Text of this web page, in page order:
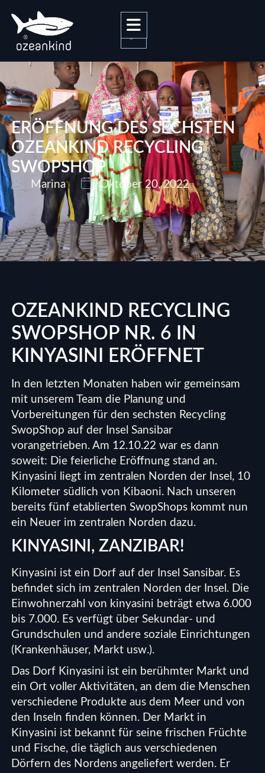
0
ERÖFFNUNG DES SECHSTEN
OZEANKIND RECYCLING
SWOPSHOP
Marina Oktober 20, 2022
OZEANKIND RECYCLING
SWOPSHOP NR. 6 IN
KINYASINI ERÖFFNET
In den letzten Monaten haben wir gemeinsam
mit unserem Team die Planung und
Vorbereitungen für den sechsten Recycling
SwopShop auf der Insel Sansibar
vorangetrieben. Am 12.10.22 war es dann
soweit: Die feierliche Eröffnung stand an.
Kinyasini liegt im zentralen Norden der Insel, 10
Kilometer südlich von Kibaoni. Nach unseren
bereits fünf etablierten SwopShops kommt nun
ein Neuer im zentralen Norden dazu.
KINYASINI, ZANZIBAR!
Kinyasini ist ein Dorf auf der Insel Sansibar. Es
befindet sich im zentralen Norden der Insel. Die
Einwohnerzahl von kinyasini beträgt etwa 6.000
bis 7.000. Es verfügt über Sekundar- und
Grundschulen und andere soziale Einrichtungen
(Krankenhäuser, Markt usw.).
Das Dorf Kinyasini ist ein berühmter Markt und
ein Ort voller Aktivitäten, an dem die Menschen
verschiedene Produkte aus dem Meer und von
den Inseln finden können. Der Markt in
Kinyasini ist bekannt für seine frischen Früchte
und Fische, die täglich aus verschiedenen
Dörfern des Nordens angeliefert werden. Er